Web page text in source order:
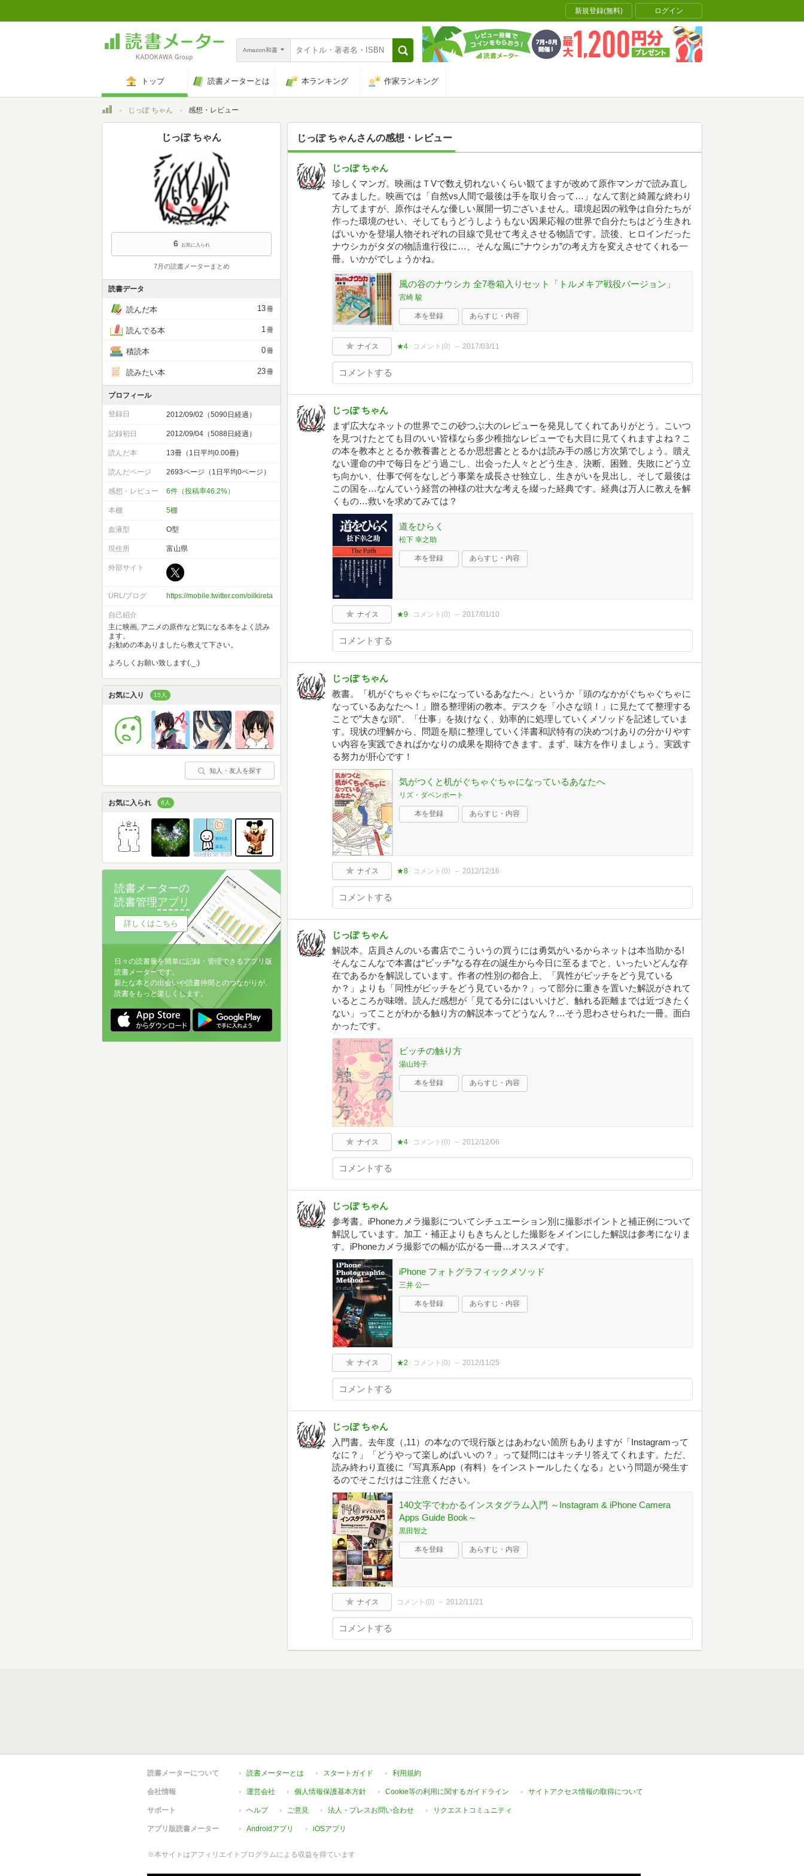
新規登録(無料) ログイン
Amazon和書
トップ 読書メーターとは 本ランキング 作家ランキング
トップじっぽ ちゃん 感想・レビュー
じっぽ ちゃんさんの感想・レビュー
じっぽ ちゃん
珍しくマンガ。映画はＴVで数え切れないくらい観てますが改めて原作マンガで読み直し
てみました。映画では「自然vs人間で最後は手を取り合って…」なんて割と綺麗な終わり
方してますが、原作はそんな優しい展開一切ございません。環境起因の戦争は自分たちが
作った環境のせい、そしてもうどうしようもない因果応報の世界で自分たちはどう生きれ
ばいいかを登場人物それぞれの目線で見せて考えさせる物語です。読後、ヒロインだった
ナウシカがタダの物語進行役に…、そんな風に”ナウシカ”の考え方を変えさせてくれる一
冊。いかがでしょうかね。
風の谷のナウシカ 全7巻箱入りセット「トルメキア戦役バージョン」
宮崎 駿
本を登録 あらすじ・内容
ナイス ★4 コメント(0) 2017/03/11
じっぽ ちゃん
まず広大なネットの世界でこの砂つぶ大のレビューを発見してくれてありがとう。こいつ
を見つけたとても目のいい皆様なら多少稚拙なレビューでも大目に見てくれますよね？こ
の本を教本ととるか教養書ととるか思想書ととるかは読み手の感じ方次第でしょう。贖え
ない運命の中で毎日をどう過ごし、出会った人々とどう生き、決断、困難、失敗にどう立
ち向かい、仕事で何をなしどう事業を成長させ独立し、生きがいを見出し、そして最後は
この国を…なんていう経営の神様の壮大な考えを綴った経典です。経典は万人に教えを解
くもの…救いを求めてみては？
道をひらく
松下 幸之助
本を登録 あらすじ・内容
ナイス ★9 コメント(0) 2017/01/10
じっぽ ちゃん
教書。「机がぐちゃぐちゃになっているあなたへ」というか「頭のなかがぐちゃぐちゃに
なっているあなたへ！」贈る整理術の教本。デスクを「小さな頭！」に見たてて整理する
ことで”大きな頭”、「仕事」を抜けなく、効率的に処理していくメソッドを記述していま
す。現状の理解から、問題を順に整理していく洋書和訳特有の決めつけありの分かりやす
い内容を実践できればかなりの成果を期待できます。まず、味方を作りましょう。実践す
る努力が肝心です！
気がつくと机がぐちゃぐちゃになっているあなたへ
リズ・ダベンポート
本を登録 あらすじ・内容
ナイス ★8 コメント(0) 2012/12/16
じっぽ ちゃん
解説本。店員さんのいる書店でこういうの買うには勇気がいるからネットは本当助かる!
そんなこんなで本書は“ビッチ”なる存在の誕生から今日に至るまでと、いったいどんな存
在であるかを解説しています。作者の性別の都合上、「異性がビッチをどう見ている
か？」よりも「同性がビッチをどう見ているか？」って部分に重きを置いた解説がされて
いるところが味噌。読んだ感想が「見てる分にはいいけど、触れる距離までは近づきたく
ない」ってことがわかる触り方の解説本ってどうなん？…そう思わさせられた一冊。面白
かったです。
ビッチの触り方
湯山玲子
本を登録 あらすじ・内容
ナイス ★4 コメント(0) 2012/12/06
じっぽ ちゃん
参考書。iPhoneカメラ撮影についてシチュエーション別に撮影ポイントと補正例について
解説しています。加工・補正よりもきちんとした撮影をメインにした解説は参考になりま
す。iPhoneカメラ撮影での幅が広がる一冊…オススメです。
iPhone フォトグラフィックメソッド
三井 公一
本を登録 あらすじ・内容
ナイス ★2 コメント(0) 2012/11/25
じっぽ ちゃん
入門書。去年度（,11）の本なので現行版とはあわない箇所もありますが「Instagramって
なに？」「どうやって楽しめばいいの？」って疑問にはキッチリ答えてくれます。ただ、
読み終わり直後に『写真系App（有料）をインストールしたくなる』という問題が発生す
るのでそこだけはご注意ください。
140文字でわかるインスタグラム入門 ～Instagram & iPhone Camera
Apps Guide Book～
黒田智之
本を登録 あらすじ・内容
ナイス コメント(0) 2012/11/21
じっぽ ちゃん
6 お気に入られ
7月の読書メーターまとめ
読書データ
読んだ本 13冊
読んでる本 1冊
積読本 0冊
読みたい本 23冊
プロフィール
登録日 2012/09/02（5090日経過）
記録初日 2012/09/04（5088日経過）
読んだ本 13冊（1日平均0.00冊)
読んだページ 2693ページ（1日平均0ページ）
感想・レビュー 6件（投稿率46.2%）
本棚 5棚
血液型 O型
現住所 富山県
外部サイト
URL/ブログ https://mobile.twitter.com/oilkireta
自己紹介
主に映画, アニメの原作など気になる本をよく読み
ます。
お勧めの本ありましたら教えて下さい。
よろしくお願い致します(._.)
お気に入り 15人
知人・友人を探す
お気に入られ 6人
読書メーターの
読書管理アプリ
詳しくはこちら
日々の読書量を簡単に記録・管理できるアプリ版
読書メーターです。
新たな本との出会いや読書仲間とのつながりが、
読書をもっと楽しくします。
読書メーターについて 読書メーターとは スタートガイド 利用規約
会社情報 運営会社 個人情報保護基本方針 Cookie等の利用に関するガイドライン サイトアクセス情報の取得について
サポート ヘルプ ご意見 法人・プレスお問い合わせ リクエストコミュニティ
アプリ版読書メーター Androidアプリ iOSアプリ
※本サイトはアフィリエイトプログラムによる収益を得ています